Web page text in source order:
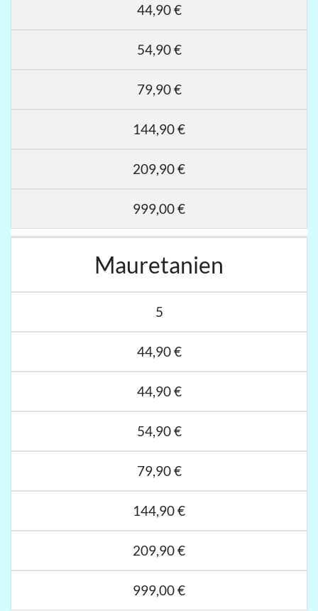
44,90 €
54,90 €
79,90 €
144,90 €
209,90 €
999,00 €
Mauretanien
5
44,90 €
44,90 €
54,90 €
79,90 €
144,90 €
209,90 €
999,00 €